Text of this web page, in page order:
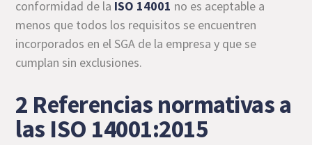
conformidad de la ISO 14001 no es aceptable a
menos que todos los requisitos se encuentren
incorporados en el SGA de la empresa y que se
cumplan sin exclusiones.
2 Referencias normativas a
las ISO 14001:2015